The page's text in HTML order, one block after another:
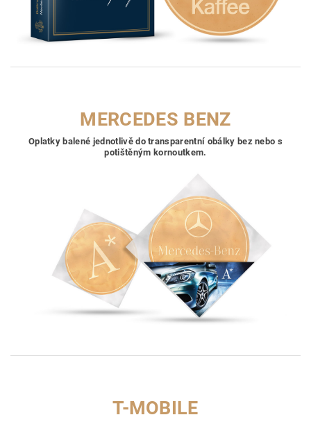
MERCEDES BENZ
Oplatky balené jednotlivě do transparentní obálky bez nebo s
potištěným kornoutkem.
T-MOBILE